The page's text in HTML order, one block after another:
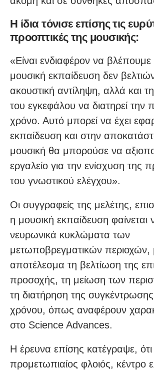
Η ίδια τόνισε επίσης τις
προοπτικές της μουσικής:
«Είναι ενδιαφέρον να
μουσική εκπαίδευση δεν
ακουστική αντίληψη, αλλά και
του εγκεφάλου να διατηρεί την
χρόνο. Αυτό μπορεί να έχει
εκπαίδευση και στην
μουσική θα μπορούσε να
εργαλείο για την ενίσχυση της
του γνωστικού ελέγχου».
Οι συγγραφείς της μελέτης,
η μουσική εκπαίδευση φαίνεται
νευρωνικά κυκλώματα των
μετωποβρεγματικών περιοχών,
αποτέλεσμα τη βελτίωση της
προσοχής, τη μείωση των
τη διατήρηση της
χρόνου, όπως αναφέρουν
στο Science Advances.
Η έρευνα επίσης κατέγραψε,
προμετωπιαίος φλοιός, κέντρο